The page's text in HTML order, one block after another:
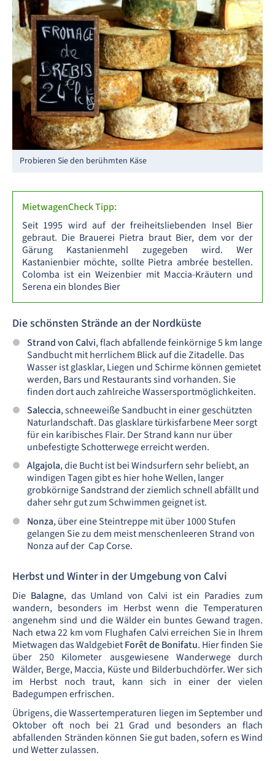
Probieren Sie den berühmten Käse
MietwagenCheck Tipp:
Seit 1995 wird auf der freiheitsliebenden Insel Bier
gebraut. Die Brauerei Pietra braut Bier, dem vor der
Gärung Kastanienmehl zugegeben wird. Wer
Kastanienbier möchte, sollte Pietra ambrée bestellen.
Colomba ist ein Weizenbier mit Maccia-Kräutern und
Serena ein blondes Bier
Die schönsten Strände an der Nordküste
Strand von Calvi, flach abfallende feinkörnige 5 km lange
Sandbucht mit herrlichem Blick auf die Zitadelle. Das
Wasser ist glasklar, Liegen und Schirme können gemietet
werden, Bars und Restaurants sind vorhanden. Sie
finden dort auch zahlreiche Wassersportmöglichkeiten.
Saleccia, schneeweiße Sandbucht in einer geschützten
Naturlandschaft. Das glasklare türkisfarbene Meer sorgt
für ein karibisches Flair. Der Strand kann nur über
unbefestigte Schotterwege erreicht werden.
Algajola, die Bucht ist bei Windsurfern sehr beliebt, an
windigen Tagen gibt es hier hohe Wellen, langer
grobkörnige Sandstrand der ziemlich schnell abfällt und
daher sehr gut zum Schwimmen geignet ist.
Nonza, über eine Steintreppe mit über 1000 Stufen
gelangen Sie zu dem meist menschenleeren Strand von
Nonza auf der Cap Corse.
Herbst und Winter in der Umgebung von Calvi
Die Balagne, das Umland von Calvi ist ein Paradies zum
wandern, besonders im Herbst wenn die Temperaturen
angenehm sind und die Wälder ein buntes Gewand tragen.
Nach etwa 22 km vom Flughafen Calvi erreichen Sie in Ihrem
Mietwagen das WaldgebietForêt de Bonifatu. Hier finden Sie
über 250 Kilometer ausgewiesene Wanderwege durch
Wälder, Berge, Maccia, Küste und Bilderbuchdörfer. Wer sich
im Herbst noch traut, kann sich in einer der vielen
Badegumpen erfrischen.
Übrigens, die Wassertemperaturen liegen im September und
Oktober oft noch bei 21 Grad und besonders an flach
abfallenden Stränden können Sie gut baden, sofern es Wind
und Wetter zulassen.